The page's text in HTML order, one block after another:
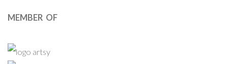
MEMBER OF